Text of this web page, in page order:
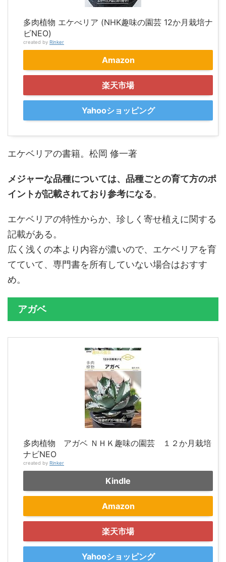
多肉植物 エケべリア (NHK趣味の園芸 12か月栽培ナ
ビNEO)
created by Rinker
Amazon
楽天市場
Yahooショッピング
エケベリアの書籍。松岡 修一著
メジャーな品種については、品種ごとの育て方のポ
イントが記載されており参考になる。
エケベリアの特性からか、珍しく寄せ植えに関する
記載がある。
広く浅くの本より内容が濃いので、エケベリアを育
てていて、専門書を所有していない場合はおすす
め。
アガベ
多肉植物 アガベ ＮＨＫ趣味の園芸 １２か月栽培
ナビNEO
created by Rinker
Kindle
Amazon
楽天市場
Yahooショッピング